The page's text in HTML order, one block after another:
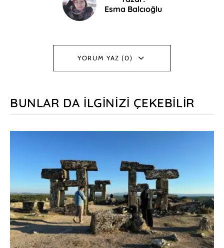
Esma Balcıoğlu
YORUM YAZ (0)
BUNLAR DA İLGINIZI ÇEKEBILIR